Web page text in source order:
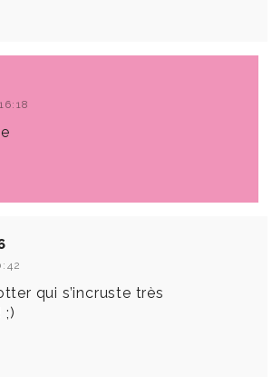
qui s’incruste très
;)